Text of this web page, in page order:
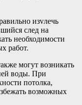
изvлечь
след на
необходимости
работ.
могут возникать
воды. При
потолка,
возможных